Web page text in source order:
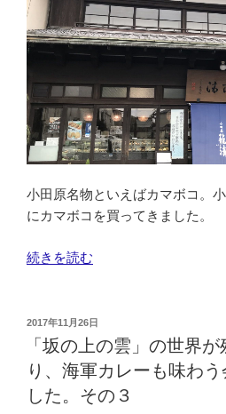
ト・
邸
園
巡
観
楓
の
小田原名物といえばカマボコ。
にカマボコを買ってきました。
“ネ
で
カ
エ
ル
籠
続きを読む
投
2017年11月26日
「坂の上の雲」の世界
り、海軍カレーも味わ
した。その３